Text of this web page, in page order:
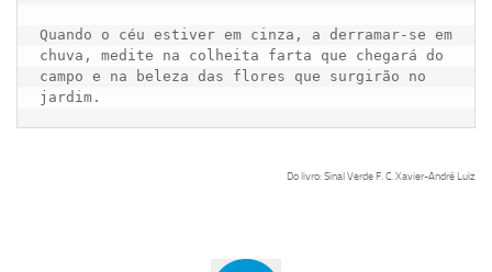
Quando o céu estiver em cinza, a derramar-se em
chuva, medite na colheita farta que chegará do
campo e na beleza das flores que surgirão no
Do livro: Sinal Verde F. C. Xavier-André Luiz